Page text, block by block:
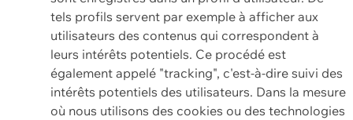
tels profils servent par exemple à afficher aux
utilisateurs des contenus qui correspondent à
leurs intérêts potentiels. Ce procédé est
également appelé "tracking", c'est-à-dire suivi des
intérêts potentiels des utilisateurs. Dans la mesure
où nous utilisons des cookies ou des technologies